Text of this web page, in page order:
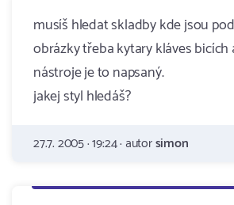
musíš hledat skladby kde jsou
obrázky třeba kytary kláves bicích
nástroje je to napsaný.
jakej styl hledáš?
27.7. 2005 · 19:24 · autorsimon